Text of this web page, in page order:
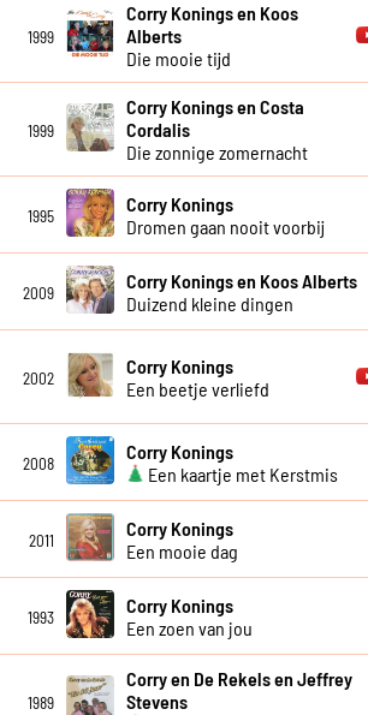
1999
Corry Konings en Koos
Alberts
Die mooie tijd
1999
Corry Konings en Costa
Cordalis
Die zonnige zomernacht
1995
Corry Konings
Dromen gaan nooit voorbij
2009
Corry Konings en Koos Alberts
Duizend kleine dingen
2002
Corry Konings
Een beetje verliefd
2008
Corry Konings
Een kaartje met Kerstmis
2011
Corry Konings
Een mooie dag
1993
Corry Konings
Een zoen van jou
1989
Corry en De Rekels en Jeffrey
Stevens